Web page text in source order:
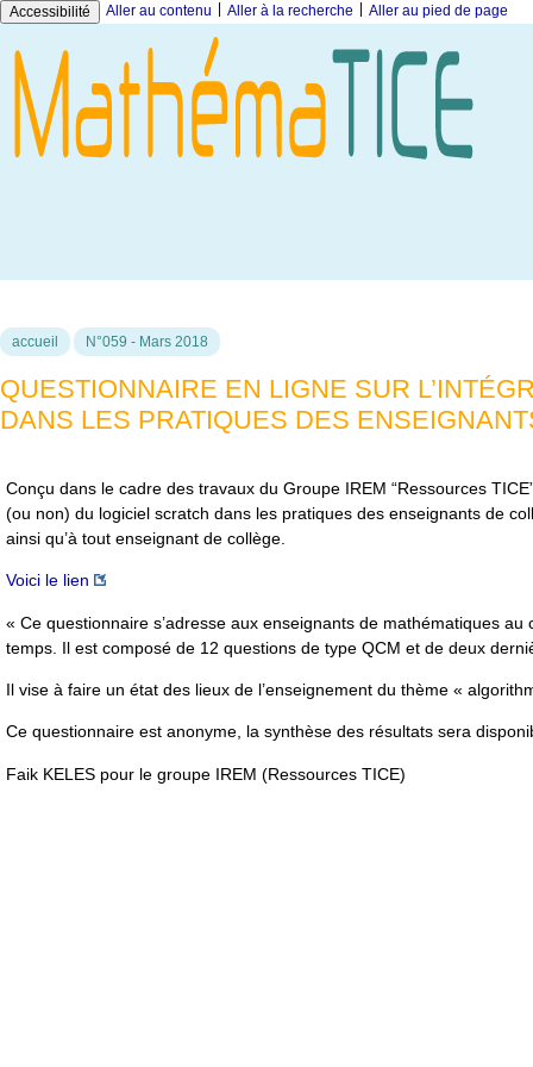
Accessibilité Aller au contenu Aller à la recherche Aller au pied de page
accueil N°059 - Mars 2018
QUESTIONNAIRE EN LIGNE SUR
DANS LES PRATIQUES DES
Conçu dans le cadre des travaux du Groupe IREM “Ressources
(ou non) du logiciel scratch dans les pratiques des enseignants de
ainsi qu’à tout enseignant de collège.
Voici le lien
« Ce questionnaire s’adresse aux enseignants de mathématiques
temps. Il est composé de 12 questions de type QCM et de deux
Il vise à faire un état des lieux de l’enseignement du thème «
Ce questionnaire est anonyme, la synthèse des résultats sera
Faik KELES pour le groupe IREM (Ressources TICE)